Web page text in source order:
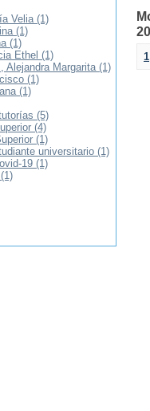
1
Velia (1)
(1)
(1)
Ethel (1)
Alejandra Margarita (1)
(1)
(1)
(5)
(4)
(1)
universitario (1)
19 (1)